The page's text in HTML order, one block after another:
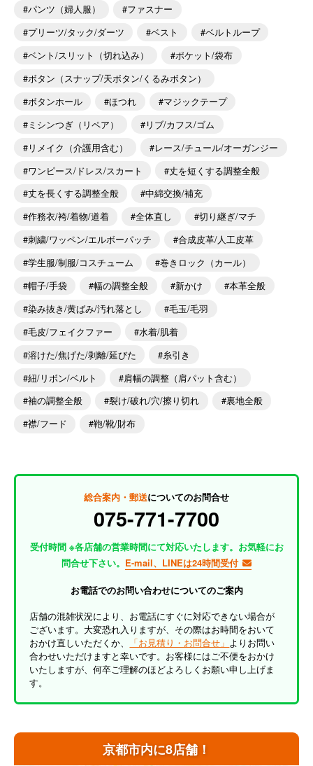
京都市内に8店舗！
パンツ（婦人服）
ファスナー
プリーツ/タック/ダーツ
ベスト
ベルトループ
ベント/スリット（切れ込み）
ポケット/袋布
ボタン（スナップ/天ボタン/くるみボタン）
ボタンホール
ほつれ
マジックテープ
ミシンつぎ（リペア）
リブ/カフス/ゴム
リメイク（介護用含む）
レース/チュール/オーガンジー
ワンピース/ドレス/スカート
丈を短くする調整全般
丈を長くする調整全般
中綿交換/補充
作務衣/袴/着物/道着
全体直し
切り継ぎ/マチ
刺繍/ワッペン/エルボーパッチ
合成皮革/人工皮革
学生服/制服/コスチューム
巻きロック（カール）
帽子/手袋
幅の調整全般 新かけ
本革全般
染み抜き/黄ばみ/汚れ落とし
毛玉/毛羽
毛皮/フェイクファー
水着/肌着
溶けた/焦げた/剥離/延びた
糸引き
紐/リボン/ベルト
肩幅の調整（肩パット含む）
袖の調整全般
裂け/破れ/穴/擦り切れ
裏地全般
襟/フード
鞄/靴/財布
総合案内・郵送についてのお問合せ
075-771-7700
受付時間 ※各店舗の営業時間にて対応いたします。お気軽にお
問合せ下さい。 E-mail、LINEは24時間受付
お電話でのお問い合わせについてのご案内
店舗の混雑状況により、お電話にすぐに対応できない場合が
ございます。大変恐れ入りますが、その際はお時間をおいて
おかけ直しいただくか、
「お見積り・お問合せ」 よりお問い
合わせいただけますと幸いです。お客様にはご不便をおかけ
いたしますが、何卒ご理解のほどよろしくお願い申し上げま
す。